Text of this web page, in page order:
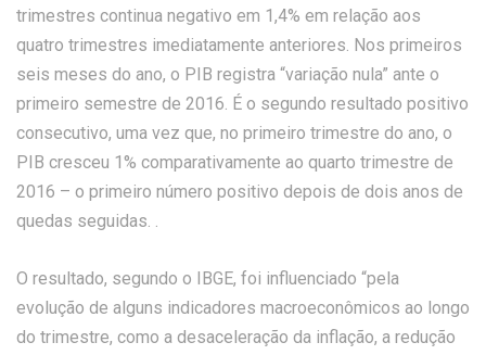
trimestres continua negativo em 1,4% em relação aos
quatro trimestres imediatamente anteriores. Nos primeiros
seis meses do ano, o PIB registra “variação nula” ante o
primeiro semestre de 2016. É o segundo resultado positivo
consecutivo, uma vez que, no primeiro trimestre do ano, o
PIB cresceu 1% comparativamente ao quarto trimestre de
2016 – o primeiro número positivo depois de dois anos de
quedas seguidas. .
O resultado, segundo o IBGE, foi influenciado “pela
evolução de alguns indicadores macroeconômicos ao longo
do trimestre, como a desaceleração da inflação, a redução